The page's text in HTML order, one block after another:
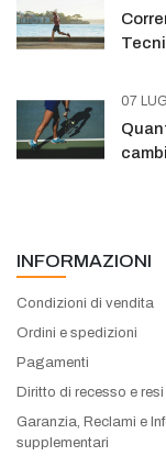
07
INFORMAZIONI
Condizioni di vendita
Ordini e spedizioni
Pagamenti
Diritto di recesso e resi
Garanzia, Reclami e
supplementari